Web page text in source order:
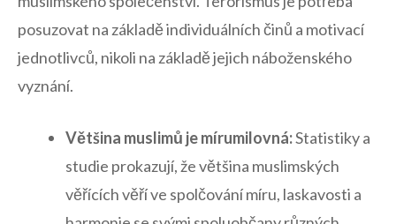
posuzovat na základě individuálních činů a motivací
jednotlivců, ⁢nikoli ⁤na základě‍ jejich náboženského
⁣vyznání.
Většina‍ muslimů je mírumilovná:Statistiky a
studie prokazují, že většina‌ muslimských
věřících věří ve spolčování míru, laskavosti a